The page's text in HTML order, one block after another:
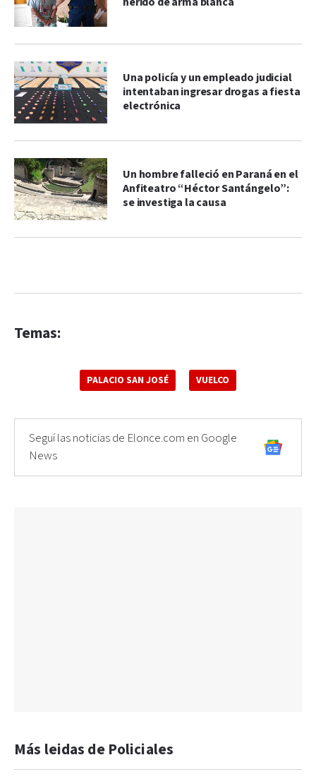
Una policía y un empleado judicial
intentaban ingresar drogas a fiesta
electrónica
Un hombre falleció en Paraná en el
Anfiteatro “Héctor Santángelo”:
se investiga la causa
Temas:
PALACIO SAN JOSÉ VUELCO
Seguí las noticias de Elonce.com en Google
News
Más leidas de Policiales